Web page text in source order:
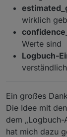
wirklich
Werte sind
Logbuch-
Ein großes
Die Idee mit
dem
hat mich dazu